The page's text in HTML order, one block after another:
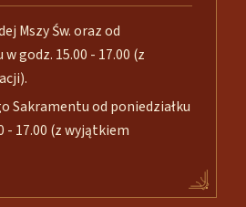
Mszy Św. oraz od
godz. 15.00 - 17.00 (z
Sakramentu od poniedziałku
- 17.00 (z wyjątkiem